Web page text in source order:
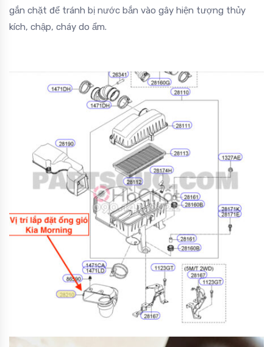
gắn chặt để tránh bị nước bắn vào gây hiện tượng thủy
kích, chập, cháy do ẩm.